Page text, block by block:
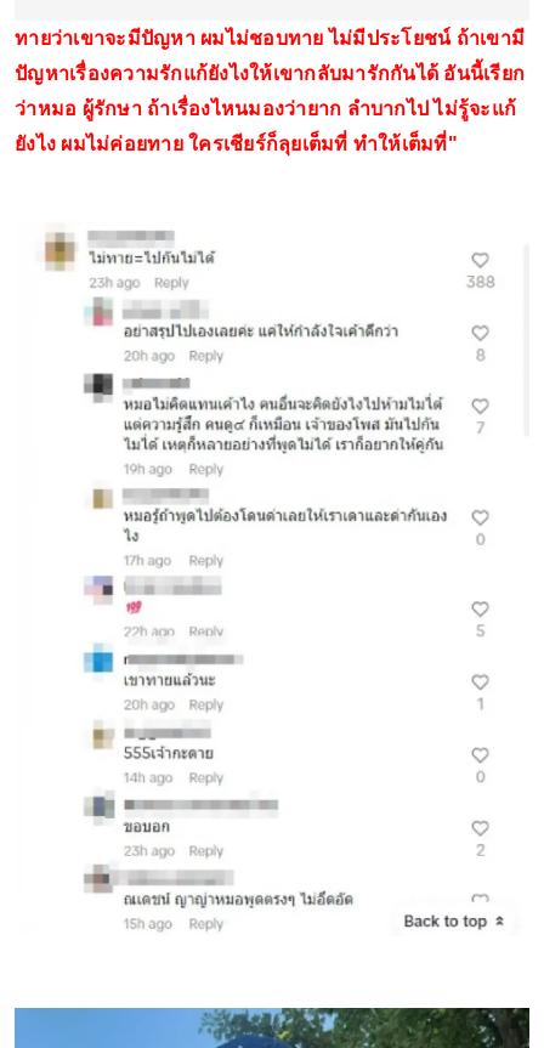
ทายว่าเขาจะมีปัญหา ผมไม่ชอบทาย ไม่มีประโยชน์ ถ้าเขามี
ปัญหาเรื่องความรักแก้ยังไงให้เขากลับมารักกันได้ อันนี้เรียก
ว่าหมอ ผู้รักษา ถ้าเรื่องไหนมองว่ายาก ลำบากไป ไม่รู้จะแก้
ยังไง ผมไม่ค่อยทาย ใครเชียร์ก็ลุยเต็มที่ ทำให้เต็มที่"